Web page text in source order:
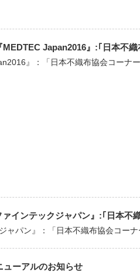
MEDTEC Japan2016』:｢日本不
』：「日本不織布協会コーナ
インテックジャパン』:｢日本不
ャパン』：「日本不織布協会コー
ューアルのお知らせ